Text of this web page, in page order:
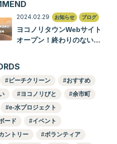
2024.02.29 お知らせ ブログ
ヨコノリタウンWebサイト
オープン！終わりのない旅
ビーチクリーン
おすすめ
ヨコノリびと
余市町
e-水プロジェクト
ード
イベント
ントリー
ボランティア